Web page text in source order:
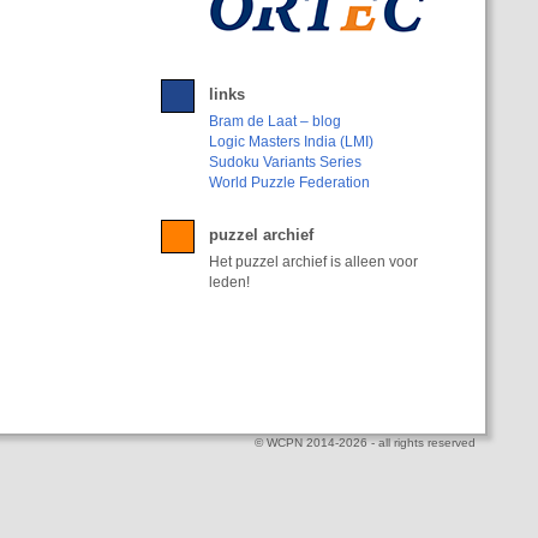
links
Bram de Laat – blog
Logic Masters India (LMI)
Sudoku Variants Series
World Puzzle Federation
puzzel archief
Het puzzel archief is alleen voor
leden!
© WCPN 2014-2026 - all rights reserved